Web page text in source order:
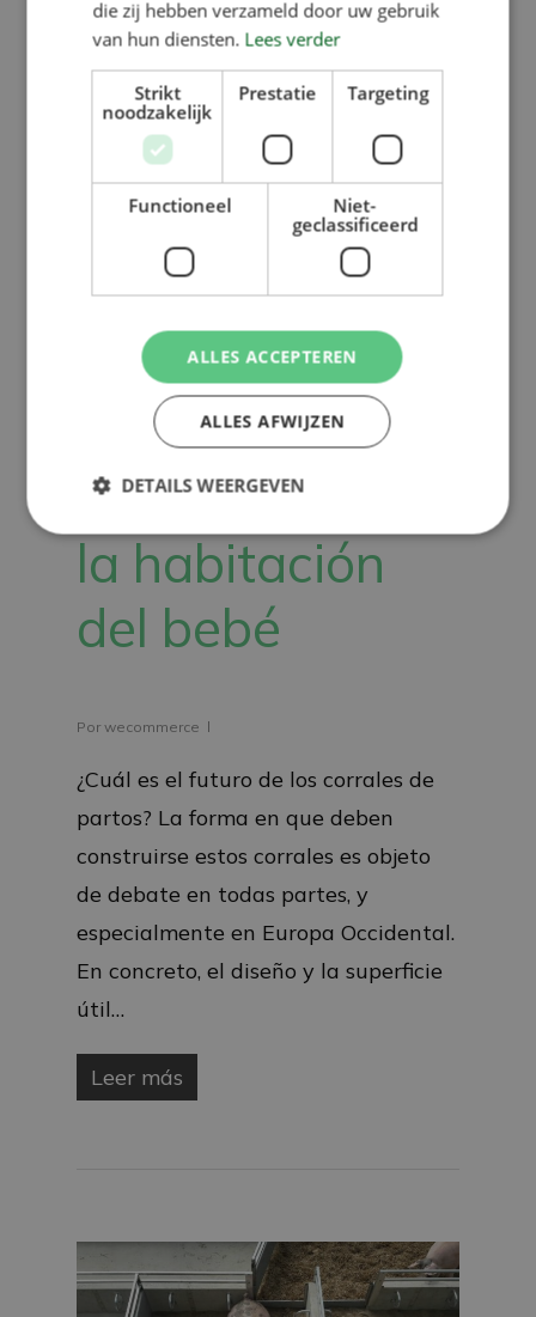
siempre tiene el comedero adecuado
para usted en…
Leer más
Consejos para
la habitación
del bebé
Por wecommerce
¿Cuál es el futuro de los corrales de
partos? La forma en que deben
construirse estos corrales es objeto
de debate en todas partes, y
especialmente en Europa Occidental.
En concreto, el diseño y la superficie
útil…
Leer más
die zij hebben verzameld door uw gebruik
van hun diensten. Lees verder
Strikt
noodzakelijk
Prestatie Targeting
Functioneel
Niet-
geclassificeerd
ALLES ACCEPTEREN
ALLES AFWIJZEN
DETAILS WEERGEVEN